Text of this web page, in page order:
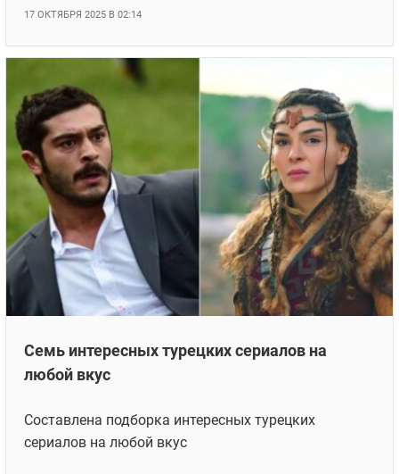
17 ОКТЯБРЯ 2025 В 02:14
Семь интересных турецких сериалов на
любой вкус
Составлена подборка интересных турецких
сериалов на любой вкус